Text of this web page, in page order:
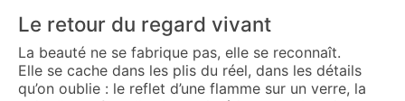
Le retour du regard vivant
La beauté ne se fabrique pas, elle se reconnaît.
Elle se cache dans les plis du réel, dans les détails
qu’on oublie : le reflet d’une flamme sur un verre, la